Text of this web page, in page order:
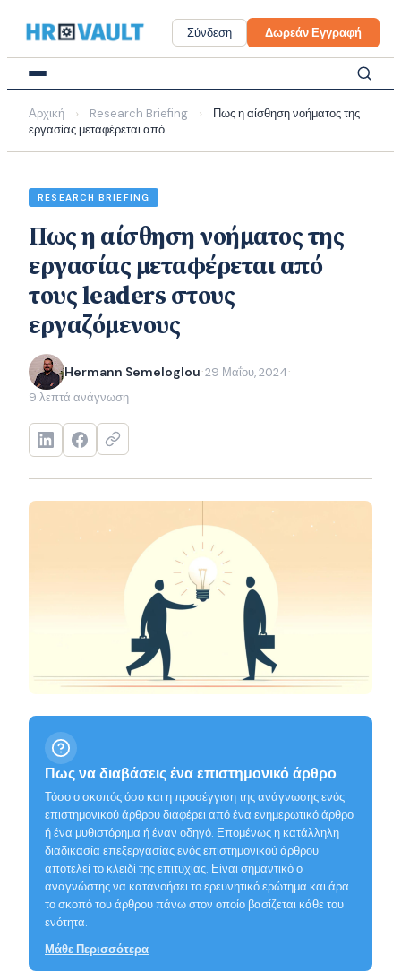
content
Σύνδεση Δωρεάν Εγγραφή
Αρχική › Research Briefing ›
Πως η αίσθηση νοήματος της
εργασίας μεταφέρεται από...
RESEARCH BRIEFING
Πως η αίσθηση νοήματος της
εργασίας μεταφέρεται από
τους leaders στους
εργαζόμενους
Hermann Semeloglou ·29 Μαΐου, 2024 ·
9 λεπτά ανάγνωση
Πως να διαβάσεις ένα επιστημονικό άρθρο
Τόσο ο σκοπός όσο και η προσέγγιση της ανάγνωσης ενός
επιστημονικού άρθρου διαφέρει από ένα ενημερωτικό άρθρο
ή ένα μυθιστόρημα ή έναν οδηγό. Επομένως η κατάλληλη
διαδικασία επεξεργασίας ενός επιστημονικού άρθρου
αποτελεί το κλειδί της επιτυχίας. Είναι σημαντικό ο
αναγνώστης να κατανοήσει το ερευνητικό ερώτημα και άρα
το σκοπό του άρθρου πάνω στον οποίο βασίζεται κάθε του
ενότητα.
Μάθε Περισσότερα